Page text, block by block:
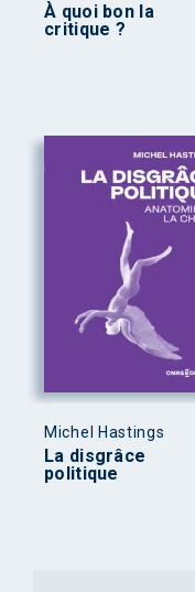
À quoi bon la
critique ?
Michel Hastings
La disgrâce
politique